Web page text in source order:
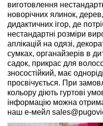
виготовлення
новорічних ялинок,
дидактичних ігор, де
нестандартні розміри
аплікацій на одязі,
сумках, органайзерів в
садок, прикрас для
зносостійкий, має
просвічується. При
кольору діють гуртові
інформацію можна
наш е-мейл